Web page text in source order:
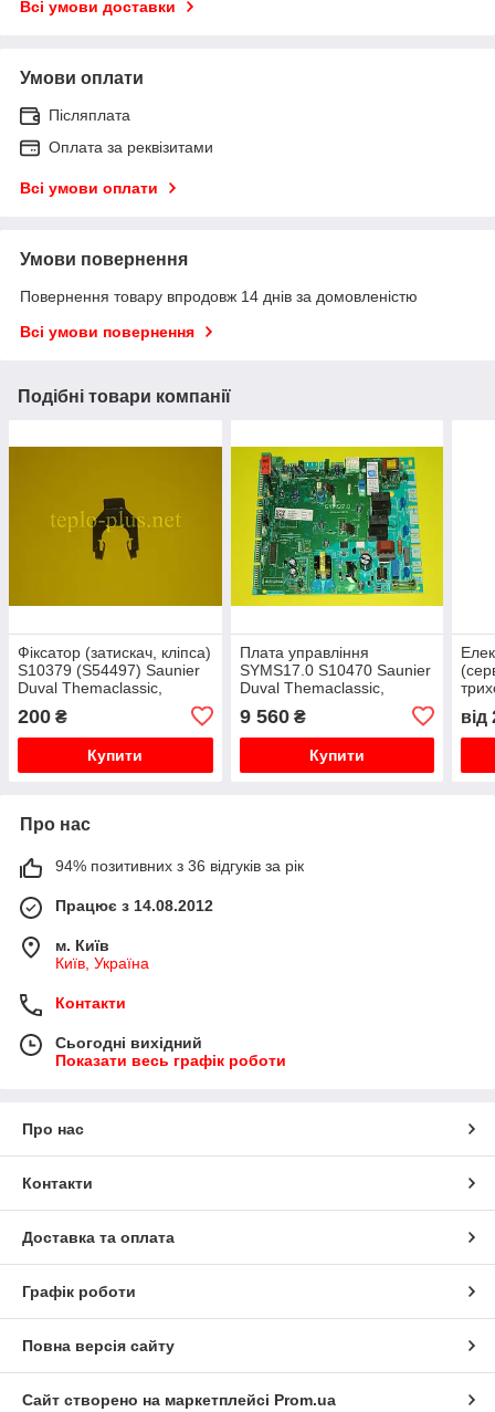
Всі умови доставки
Умови оплати
Післяплата
Оплата за реквізитами
Всі умови оплати
Умови повернення
Повернення товару впродовж 14 днів за домовленістю
Всі умови повернення
Подібні товари компанії
Фіксатор (затискач, кліпса)
S10379 (S54497) Saunier
Duval Themaclassic,
Combitek, Isofast, Isotwin,
Themafast
200 ₴
Купити
Плата управління
SYMS17.0 S10470 Saunier
Duval Themaclassic,
Thematek, Themafast,
Renova Star
9 560₴
Купити
від
Про нас
94% позитивних з 36 відгуків за рік
Працює з 14.08.2012
м. Київ
Київ, Україна
Контакти
Сьогодні вихідний
Показати весь графік роботи
Про нас
Контакти
Доставка та оплата
Графік роботи
Повна версія сайту
Сайт створено на маркетплейсі Prom.ua